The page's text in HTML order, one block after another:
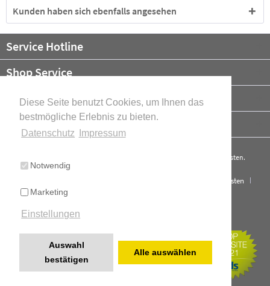
Diese Seite benutzt Cookies, um Ihnen das
bestmögliche Erlebnis zu bieten.
Datenschutz
Impressum
Notwendig
Marketing
Einstellungen
Auswahl
bestätigen
Alle auswählen
Kunden haben sich ebenfalls angesehen
Service Hotline
Shop Service
Informationen
Newsletter
Versandkosten.
Versand und Kosten
Realisiert mit Shopware